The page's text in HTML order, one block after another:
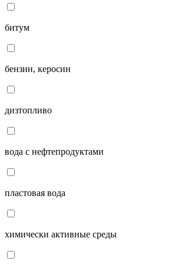
битум
бензин, керосин
дизтопливо
вода с нефтепродуктами
пластовая вода
химически активные среды